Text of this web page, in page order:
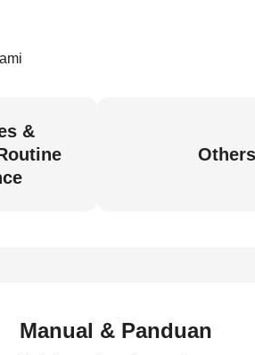
&
Others
Manual & Panduan